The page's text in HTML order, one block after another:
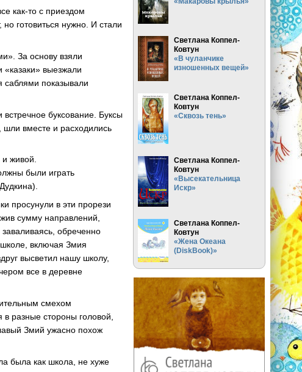
как-то с приездом
готовиться нужно. И стали
За основу взяли
выезжали
саблями показывали
буксование. Буксы
шли вместе и расходились
и живой.
были играть
просунули в эти прорези
сумму направлений,
обреченно
включая Змия
высветил нашу школу,
все в деревне
смехом
разные стороны головой,
Змий ужасно похож
была как школа, не хуже
Светлана Коппел-
Ковтун
«В чуланчике
изношенных вещей»
Светлана Коппел-
Ковтун
«Сквозь тень»
Светлана Коппел-
Ковтун
«Высекательница
Искр»
Светлана Коппел-
Ковтун
«Жена Океана
(DiskBook)»